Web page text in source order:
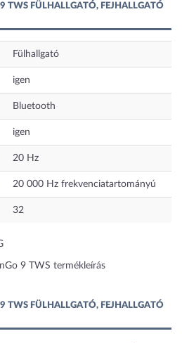
TWS FÜLHALLGATÓ, FEJHALLGATÓ
Fülhallgató
igen
Bluetooth
igen
20 Hz
20 000 Hz frekvenciatartományú
32
9 TWS termékleírás
TWS FÜLHALLGATÓ, FEJHALLGATÓ